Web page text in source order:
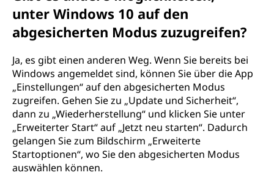
unter Windows 10 auf den
abgesicherten Modus zuzugreifen?
Ja, es gibt einen anderen Weg. Wenn Sie bereits bei
Windows angemeldet sind, können Sie über die App
„Einstellungen“ auf den abgesicherten Modus
zugreifen. Gehen Sie zu „Update und Sicherheit“,
dann zu „Wiederherstellung“ und klicken Sie unter
„Erweiterter Start“ auf „Jetzt neu starten“. Dadurch
gelangen Sie zum Bildschirm „Erweiterte
Startoptionen“, wo Sie den abgesicherten Modus
auswählen können.